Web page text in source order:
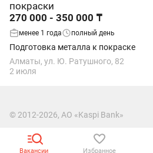
покраски
270 000 - 350 000 ₸
менее 1 года полный день
Подготовка металла к покраске
Алматы, ул. Ю. Ратушного, 82
2 июля
© 2012-2026, АО «Kaspi Bank»
Пользовательское соглашение
Вакансии Избранное